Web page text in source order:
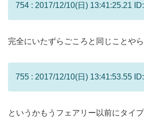
754 : 2017/12/10(日) 13:41:25.21
完全にいたずらごころと同じことや
755 : 2017/12/10(日) 13:41:53.55
というかもうフェアリー以前にタイ